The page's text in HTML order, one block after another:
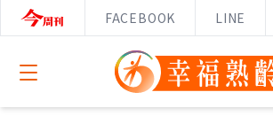
FACEBOOK LINE
Open menu